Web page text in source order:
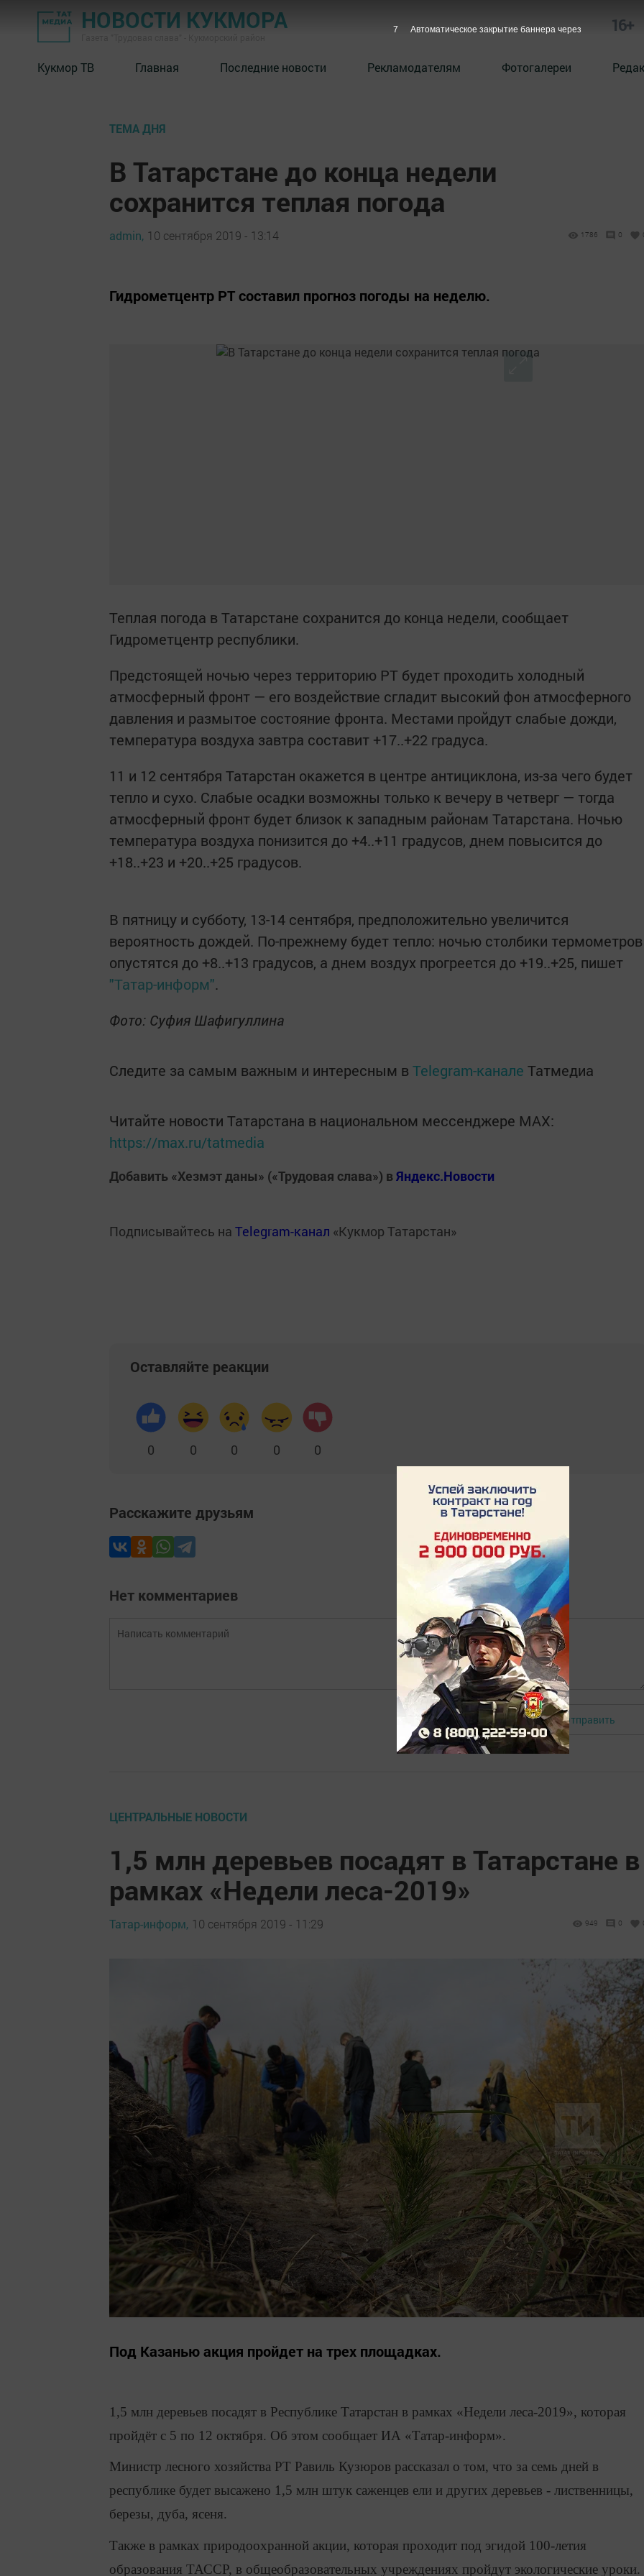
НОВОСТИ КУКМОРА 16+
Кукмор ТВ Главная Последние новости Рекламодателям Фотогалереи
ТЕМА ДНЯ
В Татарстане до конца недели
сохранится теплая погода
admin, 10 сентября 2019 - 13:14 1786 0
Гидрометцентр РТ составил прогноз погоды на неделю.
Теплая погода в Татарстане сохранится до конца недели, сообщает
Гидрометцентр республики.
Предстоящей ночью через территорию РТ будет проходить холодный
атмосферный фронт — его воздействие сгладит высокий фон атмосферного
давления и размытое состояние фронта. Местами пройдут слабые дожди,
температура воздуха завтра составит +17..+22 градуса.
11 и 12 сентября Татарстан окажется в центре антициклона, из-за чего будет
тепло и сухо. Слабые осадки возможны только к вечеру в четверг — тогда
атмосферный фронт будет близок к западным районам Татарстана. Ночью
температура воздуха понизится до +4..+11 градусов, днем повысится до
+18..+23 и +20..+25 градусов.
В пятницу и субботу, 13-14 сентября, предположительно увеличится
вероятность дождей. По-прежнему будет тепло: ночью столбики термометров
опустятся до +8..+13 градусов, а днем воздух прогреется до +19..+25, пишет
"Татар-информ".
Фото: Суфия Шафигуллина
Следите за самым важным и интересным в Telegram-канале Татмедиа
Читайте новости Татарстана в национальном мессенджере MАХ:
https://max.ru/tatmedia
Добавить «Хезмэт даны» («Трудовая слава») вЯндекс.Новости
Подписывайтесь на Telegram-канал «Кукмор Татарстан»
Оставляйте реакции
0 0 0 0 0
Расскажите друзьям
Нет комментариев
Авторизоваться Отправить
ЦЕНТРАЛЬНЫЕ НОВОСТИ
1,5 млн деревьев посадят в Татарстане в
рамках «Недели леса-2019»
Татар-информ, 10 сентября 2019 - 11:29 949 0
Под Казанью акция пройдет на трех площадках.
1,5 млн деревьев посадят в Республике Татарстан в рамках «Недели леса-2019», которая
пройдёт с 5 по 12 октября. Об этом сообщает ИА «Татар-информ».
Министр лесного хозяйства РТ Равиль Кузюров рассказал о том, что за семь дней в
республике будет высажено 1,5 млн штук саженцев ели и других деревьев - лиственницы,
березы, дуба, ясеня.
Также в рамках природоохранной акции, которая проходит под эгидой 100-летия
образования ТАССР, в общеобразовательных учреждениях пройдут экологические уроки.
5 Автоматическое закрытие баннера через